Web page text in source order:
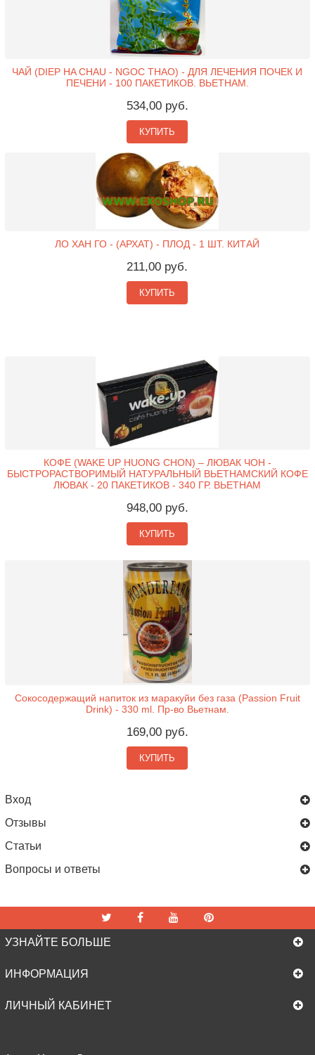
ЧАЙ (DIEP HA CHAU - NGOC THAO) - ДЛЯ ЛЕЧЕНИЯ ПОЧЕК И
ПЕЧЕНИ - 100 ПАКЕТИКОВ. ВЬЕТНАМ.
534,00 руб.
КУПИТЬ
ЛО ХАН ГО - (АРХАТ) - ПЛОД - 1 ШТ. КИТАЙ
211,00 руб.
КУПИТЬ
КОФЕ (WAKE UP HUONG CHON) – ЛЮВАК ЧОН -
БЫСТРОРАСТВОРИМЫЙ НАТУРАЛЬНЫЙ ВЬЕТНАМСКИЙ КОФЕ
ЛЮВАК - 20 ПАКЕТИКОВ - 340 ГР. ВЬЕТНАМ
948,00 руб.
КУПИТЬ
Сокосодержащий напиток из маракуйи без газа (Passion Fruit
Drink) - 330 ml. Пр-во Вьетнам.
169,00 руб.
КУПИТЬ
Вход
Отзывы
Статьи
Вопросы и ответы
УЗНАЙТЕ БОЛЬШЕ
ИНФОРМАЦИЯ
ЛИЧНЫЙ КАБИНЕТ